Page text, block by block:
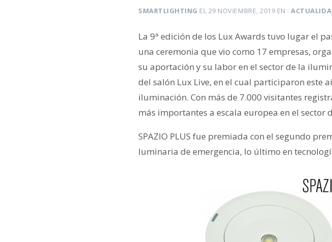
SMARTLIGHTING EL 29 NOVIEMBRE, 2019 EN
La 9ª edición de los Lux Awards tuvo lugar el
una ceremonia que vio como 17 empresas,
su aportación y su labor en el sector de la
del salón Lux Live, en el cual participaron este
iluminación. Con más de 7.000 visitantes
más importantes a escala europea en el sector
SPAZIO PLUS fue premiada con el segundo
luminaria de emergencia, lo último en